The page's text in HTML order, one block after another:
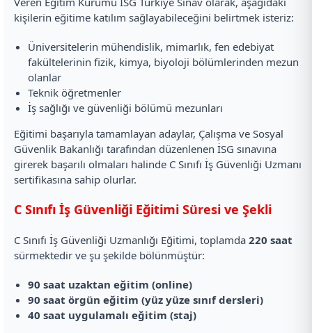
kişilerin eğitime katılım sağlayabileceğini belirtmek isteriz:
Üniversitelerin mühendislik, mimarlık, fen edebiyat
fakültelerinin fizik, kimya, biyoloji bölümlerinden mezun
olanlar
Teknik öğretmenler
İş sağlığı ve güvenliği bölümü mezunları
Eğitimi başarıyla tamamlayan adaylar, Çalışma ve Sosyal
Güvenlik Bakanlığı tarafından düzenlenen İSG sınavına
girerek başarılı olmaları halinde C Sınıfı İş Güvenliği Uzmanı
sertifikasına sahip olurlar.
C Sınıfı İş Güvenliği Eğitimi Süresi ve Şekli
C Sınıfı İş Güvenliği Uzmanlığı Eğitimi, toplamda 220 saat
sürmektedir ve şu şekilde bölünmüştür:
90 saat uzaktan eğitim (online)
90 saat örgün eğitim (yüz yüze sınıf dersleri)
40 saat uygulamalı eğitim (staj)